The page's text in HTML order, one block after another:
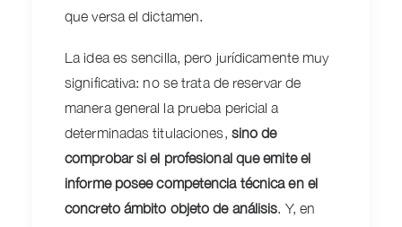
que versa el dictamen.
La idea es sencilla, pero jurídicamente muy
significativa: no se trata de reservar de
manera general la prueba pericial a
determinadas titulaciones, sino de
comprobar si el profesional que emite el
informe posee competencia técnica en el
concreto ámbito objeto de análisis. Y, en